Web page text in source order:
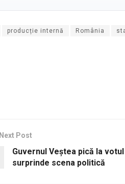
producție internă România
Next Post
Guvernul Veștea pică la
surprinde scena politică